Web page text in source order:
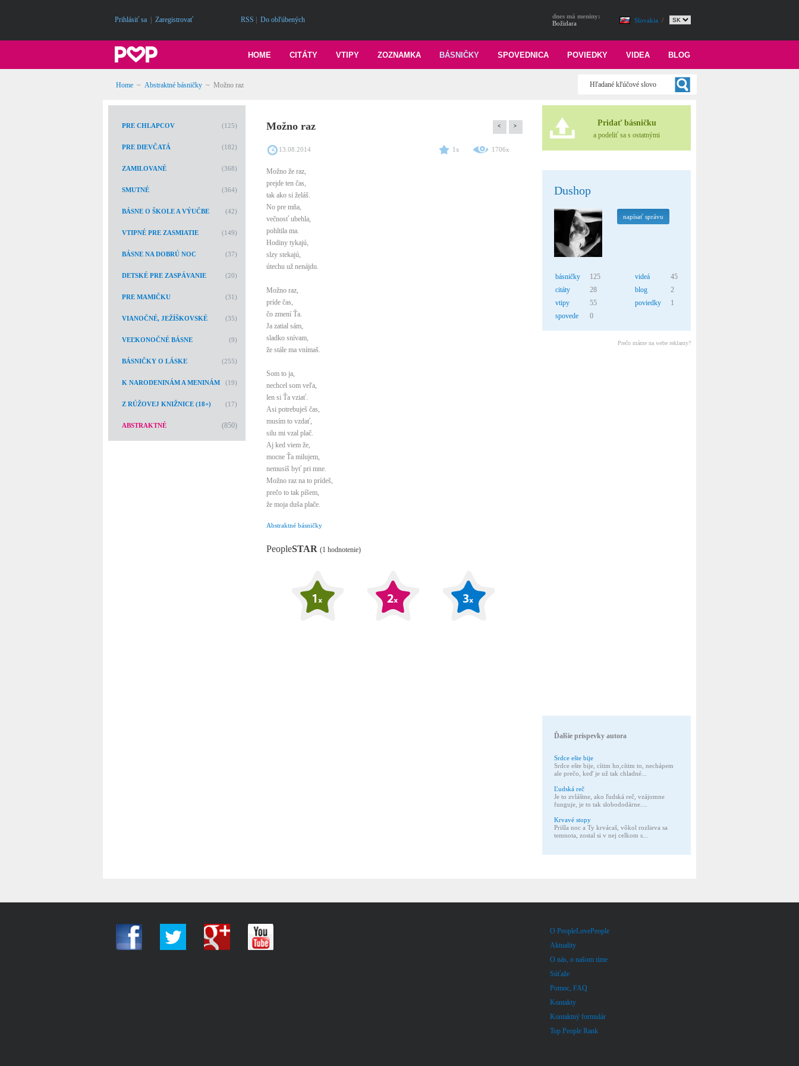
Prihlásiť sa Zaregistrovať RSS Do obľúbených Slovakia /
dnes má meniny:
Božidara
BLOG
VIDEA
POVIEDKY
SPOVEDNICA
BÁSNIČKY
ZOZNAMKA
VTIPY
CITÁTY
HOME
Home ~ Abstraktné básničky ~ Možno raz
PRE CHLAPCOV (125)
PRE DIEVČATÁ (182)
ZAMILOVANÉ (368)
SMUTNÉ (364)
BÁSNE O ŠKOLE A VÝUČBE (42)
VTIPNÉ PRE ZASMIATIE (149)
BÁSNE NA DOBRÚ NOC (37)
DETSKÉ PRE ZASPÁVANIE (20)
PRE MAMIČKU (31)
VIANOČNÉ, JEŽÍŠKOVSKÉ (35)
VEĽKONOČNÉ BÁSNE (9)
BÁSNIČKY O LÁSKE (255)
K NARODENINÁM A MENINÁM (19)
Z RÚŽOVEJ KNIŽNICE (18+) (17)
ABSTRAKTNÉ (850)
Možno raz < >
13.08.2014 1x 1706x
Možno že raz,
prejde ten čas,
tak ako si želáš.
No pre mňa,
večnosť ubehla,
pohltila ma.
Hodiny tykajú,
slzy stekajú,
útechu už nenájdu.
Možno raz,
príde čas,
čo zmení Ťa.
Ja zatial sám,
sladko snívam,
že stále ma vnímaš.
Som to ja,
nechcel som veľa,
len si Ťa vziať.
Asi potrebuješ čas,
musím to vzdať,
silu mi vzal plač.
Aj ked viem že,
mocne Ťa milujem,
nemusíš byť pri mne.
Možno raz na to prídeš,
prečo to tak píšem,
že moja duša plače.
Abstraktné básničky
PeopleSTAR (1 hodnotenie)
Pridať básničku
a podeliť sa s ostatnými
Dushop
napísať správu
básničky
125
citáty
28
vtipy
55
spovede
0
videá
45
blog
2
poviedky
1
Prečo máme na webe reklamy?
Ďalšie príspevky autora
Srdce ešte bije
Srdce ešte bije, cítim ho,cítim to, nechápem
ale prečo, keď je už tak chladné...
Ľudská reč
Je to zvláštne, ako ľudská reč, vzájomne
funguje, je to tak slobododárne....
Krvavé stopy
Prišla noc a Ty krvácaš, vôkol rozlieva sa
temnota, zostal si v nej celkom s...
O PeopleLovePeople
Aktuality
O nás, o našom tíme
Súťaže
Pomoc, FAQ
Kontakty
Kontaktný formulár
Top People Rank